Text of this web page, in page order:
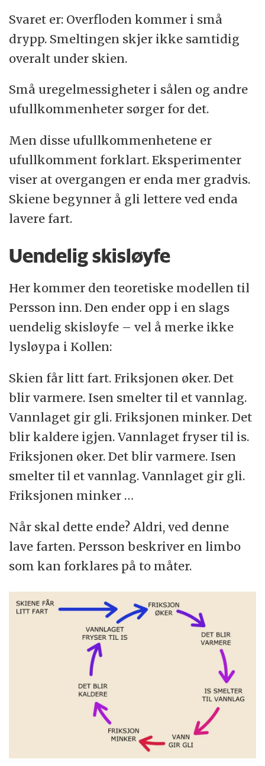
Svaret er: Overfloden kommer i små
drypp. Smeltingen skjer ikke samtidig
overalt under skien.
Små uregelmessigheter i sålen og andre
ufullkommenheter sørger for det.
Men disse ufullkommenhetene er
ufullkomment forklart. Eksperimenter
viser at overgangen er enda mer gradvis.
Skiene begynner å gli lettere ved enda
lavere fart.
Uendelig skisløyfe
Her kommer den teoretiske modellen til
Persson inn. Den ender opp i en slags
uendelig skisløyfe – vel å merke ikke
lysløypa i Kollen:
Skien får litt fart. Friksjonen øker. Det
blir varmere. Isen smelter til et vannlag.
Vannlaget gir gli. Friksjonen minker. Det
blir kaldere igjen. Vannlaget fryser til is.
Friksjonen øker. Det blir varmere. Isen
smelter til et vannlag. Vannlaget gir gli.
Friksjonen minker …
Når skal dette ende? Aldri, ved denne
lave farten. Persson beskriver en limbo
som kan forklares på to måter.